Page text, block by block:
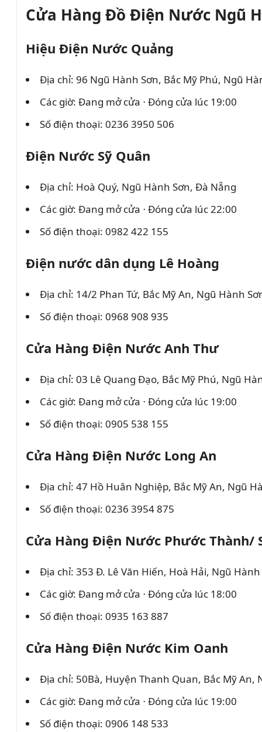
Cửa Hàng Đồ Điện Nước Ngũ
Hiệu Điện Nước Quảng
Địa chỉ: 96 Ngũ Hành Sơn, Bắc Mỹ Phú, Ngũ
Các giờ: Đang mở cửa ⋅ Đóng cửa lúc 19:00
Số điện thoại: 0236 3950 506
Điện Nước Sỹ Quân
Địa chỉ: Hoà Quý, Ngũ Hành Sơn, Đà Nẵng
Các giờ: Đang mở cửa ⋅ Đóng cửa lúc 22:00
Số điện thoại: 0982 422 155
Điện nước dân dụng Lê Hoàng
Địa chỉ: 14/2 Phan Tứ, Bắc Mỹ An, Ngũ Hành
Số điện thoại: 0968 908 935
Cửa Hàng Điện Nước Anh Thư
Địa chỉ: 03 Lê Quang Đạo, Bắc Mỹ Phú, Ngũ
Các giờ: Đang mở cửa ⋅ Đóng cửa lúc 19:00
Số điện thoại: 0905 538 155
Cửa Hàng Điện Nước Long An
Địa chỉ: 47 Hồ Huân Nghiệp, Bắc Mỹ An, Ngũ
Số điện thoại: 0236 3954 875
Cửa Hàng Điện Nước Phước Thành/
Địa chỉ: 353 Đ. Lê Văn Hiến, Hoà Hải, Ngũ
Các giờ: Đang mở cửa ⋅ Đóng cửa lúc 18:00
Số điện thoại: 0935 163 887
Cửa Hàng Điện Nước Kim Oanh
Địa chỉ: 50Bà, Huyện Thanh Quan, Bắc Mỹ An,
Các giờ: Đang mở cửa ⋅ Đóng cửa lúc 19:00
Số điện thoại: 0906 148 533